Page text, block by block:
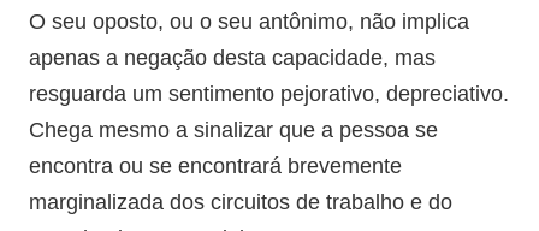
O seu oposto, ou o seu antônimo, não implica
apenas a negação desta capacidade, mas
resguarda um sentimento pejorativo, depreciativo.
Chega mesmo a sinalizar que a pessoa se
encontra ou se encontrará brevemente
marginalizada dos circuitos de trabalho e do